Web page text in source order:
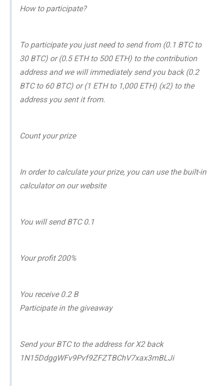
How to participate?
To participate you just need to send from (0.1 BTC to
30 BTC) or (0.5 ETH to 500 ETH) to the contribution
address and we will immediately send you back (0.2
BTC to 60 BTC) or (1 ETH to 1,000 ETH) (x2) to the
address you sent it from.
Count your prize
In order to calculate your prize, you can use the built-in
calculator on our website
You will send BTC 0.1
Your profit 200%
You receive 0.2 B
Participate in the giveaway
Send your BTC to the address for X2 back
1N15DdggWFv9Pvf9ZFZTBChV7xax3mBLJi